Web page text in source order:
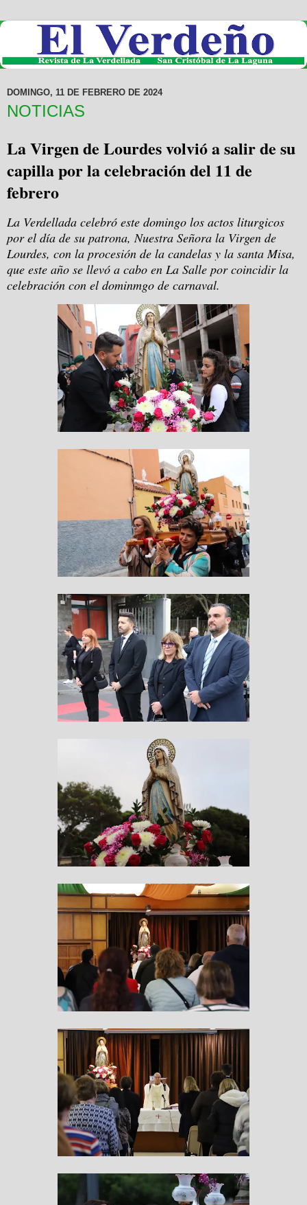
DOMINGO, 11 DE FEBRERO DE 2024
NOTICIAS
La Virgen de Lourdes volvió a salir de su
capilla por la celebración del 11 de
febrero
La Verdellada celebró este domingo los actos liturgicos
por el día de su patrona, Nuestra Señora la Virgen de
Lourdes, con la procesión de la candelas y la santa Misa,
que este año se llevó a cabo en La Salle por coincidir la
celebración con el dominmgo de carnaval.